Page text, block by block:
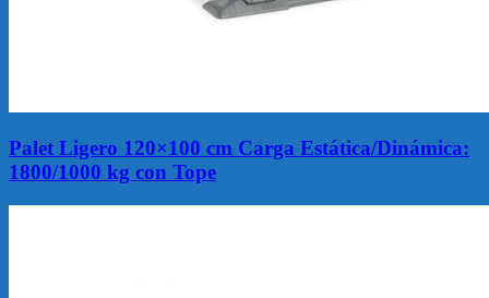
Palet Ligero 120×100 cm Carga Estática/Dinámica:
1800/1000 kg con Tope